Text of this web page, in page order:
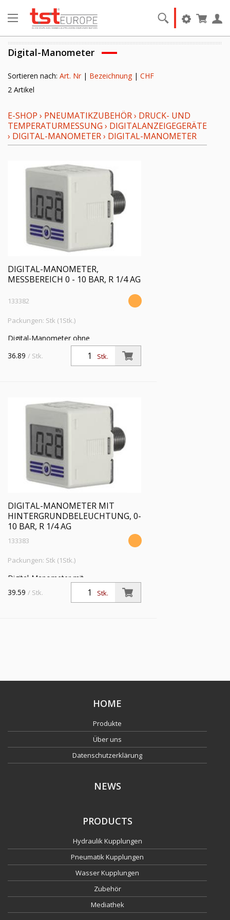
Digital-Manometer
Sortieren nach: Art. Nr| Bezeichnung| CHF
2 Artikel
E-SHOP › PNEUMATIKZUBEHÖR› DRUCK- UND
TEMPERATURMESSUNG › DIGITALANZEIGEGERÄTE
› DIGITAL-MANOMETER› DIGITAL-MANOMETER
DIGITAL-MANOMETER,
MESSBEREICH 0 - 10 BAR, R 1/4 AG
133382
Packungen: Stk (1Stk.)
Digital-Manometer ohne
Hintergrundbeleuchtung, Messbereich 0
- 10 bar, R 1/4 AG - M5 IG
Stk.
36.89 / Stk.
DIGITAL-MANOMETER MIT
HINTERGRUNDBELEUCHTUNG, 0-
10 BAR, R 1/4 AG
133383
Packungen: Stk (1Stk.)
Digital-Manometer mit
Hintergrundbeleuchtung, Messbereich 0
- 10 bar, R 1/4 AG - M5 IG
Stk.
39.59 / Stk.
HOME
Produkte
Über uns
Datenschutzerklärung
NEWS
PRODUCTS
Hydraulik Kupplungen
Pneumatik Kupplungen
Wasser Kupplungen
Zubehör
Mediathek